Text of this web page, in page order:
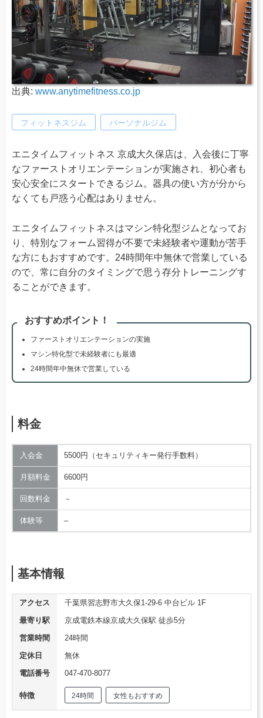
出典: www.anytimefitness.co.jp
フィットネスジム パーソナルジム
エニタイムフィットネス 京成大久保店は、入会後に丁寧
なファーストオリエンテーションが実施され、初心者も
安心安全にスタートできるジム。器具の使い方が分から
なくても戸惑う心配はありません。
エニタイムフィットネスはマシン特化型ジムとなってお
り、特別なフォーム習得が不要で未経験者や運動が苦手
な方にもおすすめです。24時間年中無休で営業している
ので、常に自分のタイミングで思う存分トレーニングす
ることができます。
おすすめポイント！
ファーストオリエンテーションの実施
マシン特化型で未経験者にも最適
24時間年中無休で営業している
料金
入会金 5500円（セキュリティキー発行手数料）
月額料金 6600円
回数料金 －
体験等 –
基本情報
アクセス
千葉県習志野市大久保1-29-6 中台ビル 1F
最寄り駅
京成電鉄本線京成大久保駅 徒歩5分
営業時間
24時間
定休日
無休
電話番号
047-470-8077
特徴 24時間 女性もおすすめ